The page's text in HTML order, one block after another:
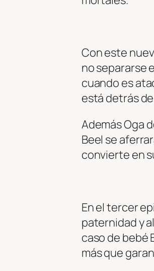
Con este
no separarse
cuando es
está detrás
Además Oga
Beel se
convierte en
En el tercer
paternidad y
caso de bebé
más que